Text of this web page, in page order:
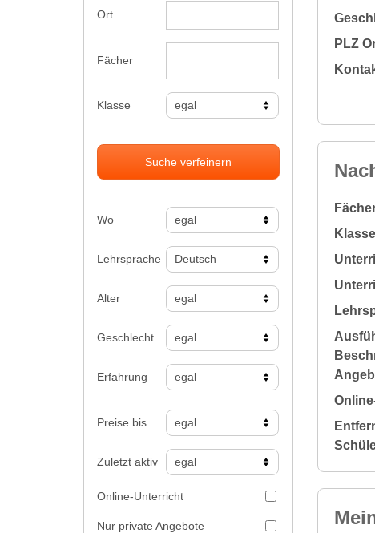
Ort
Fächer
Klasse
Suche verfeinern
Wo
Lehrsprache
Alter
Geschlecht
Erfahrung
Preise bis
Zuletzt aktiv
Online-Unterricht
Nur private Angebote
PLZ